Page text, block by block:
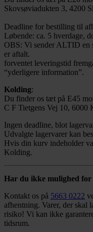
Skovsøviadukten 3, 4200
Deadline for bestilling til
Løbende: ca. 5 hverdage,
OBS: Vi sender ALTID en
er aftalt.
forventet leveringstid
“yderligere information”.
Kolding:
Du finder os tæt på E45
C F Tietgens Vej 10, 6000
Ingen deadline, blot
Udvalgte lagervarer kan
Hvis din kurv indeholder
Kolding.
Har du ikke mulighed for
Kontakt os på 5663 0222
afhentning. Varer, der skal
risiko! Vi kan ikke
tidsrum.